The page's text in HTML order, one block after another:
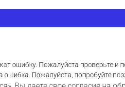
ошибку. Пожалуйста проверьте и
ошибка. Пожалуйста, попробуйте